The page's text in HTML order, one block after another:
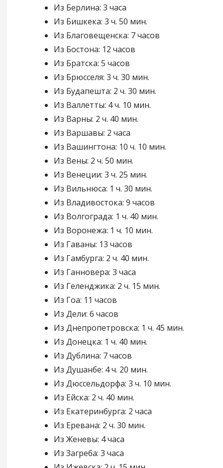
Из Берлина: 3 часа
Из Бишкека: 3 ч. 50 мин.
Из Благовещенска: 7 часов
Из Бостона: 12 часов
Из Братска: 5 часов
Из Брюсселя: 3 ч. 30 мин.
Из Будапешта: 2 ч. 30 мин.
Из Валлетты: 4 ч. 10 мин.
Из Варны: 2 ч. 40 мин.
Из Варшавы: 2 часа
Из Вашингтона: 10 ч. 10 мин.
Из Вены: 2 ч. 50 мин.
Из Венеции: 3 ч. 25 мин.
Из Вильнюса: 1 ч. 30 мин.
Из Владивостока: 9 часов
Из Волгограда: 1 ч. 40 мин.
Из Воронежа: 1 ч. 10 мин.
Из Гаваны: 13 часов
Из Гамбурга: 2 ч. 40 мин.
Из Ганновера: 3 часа
Из Геленджика: 2 ч. 15 мин.
Из Гоа: 11 часов
Из Дели: 6 часов
Из Днепропетровска: 1 ч. 45 мин.
Из Донецка: 1 ч. 40 мин.
Из Дублина: 7 часов
Из Душанбе: 4 ч. 20 мин.
Из Дюссельдорфа: 3 ч. 10 мин.
Из Ейска: 2 ч. 40 мин.
Из Екатеринбурга: 2 часа
Из Еревана: 2 ч. 30 мин.
Из Женевы: 4 часа
Из Загреба: 3 часа